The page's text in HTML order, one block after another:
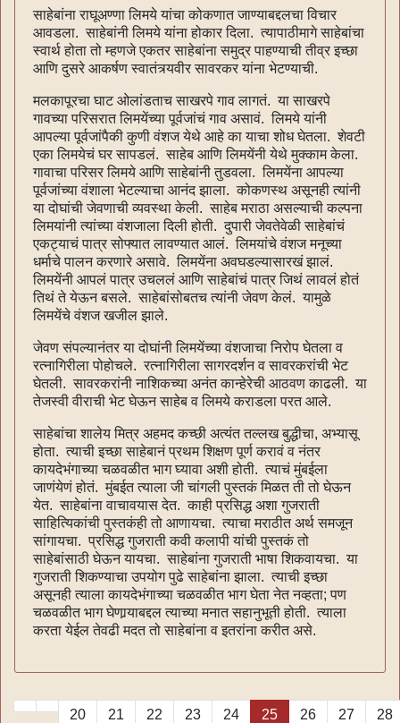
साहेबांना राघूअण्णा लिमये यांचा कोकणात जाण्याबद्दलचा विचार
आवडला. साहेबांनी लिमये यांना होकार दिला. त्यापाठीमागे साहेबांचा
स्वार्थ होता तो म्हणजे एकतर साहेबांना समुद्र पाहण्याची तीव्र इच्छा
आणि दुसरे आकर्षण स्वातंत्र्यवीर सावरकर यांना भेटण्याची.
मलकापूरचा घाट ओलांडताच साखरपे गाव लागतं. या साखरपे
गावच्या परिसरात लिमयेंच्या पूर्वजांचं गाव असावं. लिमये यांनी
आपल्या पूर्वजांपैकी कुणी वंशज येथे आहे का याचा शोध घेतला. शेवटी
एका लिमयेचं घर सापडलं. साहेब आणि लिमयेंनी येथे मुक्काम केला.
गावाचा परिसर लिमये आणि साहेबांनी तुडवला. लिमयेंना आपल्या
पूर्वजांच्या वंशाला भेटल्याचा आनंद झाला. कोकणस्थ असूनही त्यांनी
या दोघांची जेवणाची व्यवस्था केली. साहेब मराठा असल्याची कल्पना
लिमयांनी त्यांच्या वंशजाला दिली होती. दुपारी जेवतेवेळी साहेबांचं
एकट्याचं पात्र सोफ्यात लावण्यात आलं. लिमयांचे वंशज मनूच्या
धर्माचे पालन करणारे असावे. लिमयेंना अवघडल्यासारखं झालं.
लिमयेंनी आपलं पात्र उचललं आणि साहेबांचं पात्र जिथं लावलं होतं
तिथं ते येऊन बसले. साहेबांसोबतच त्यांनी जेवण केलं. यामुळे
लिमयेंचे वंशज खजील झाले.
जेवण संपल्यानंतर या दोघांनी लिमयेंच्या वंशजाचा निरोप घेतला व
रत्‍नागिरीला पोहोचले. रत्‍नागिरीला सागरदर्शन व सावरकरांची भेट
घेतली. सावरकरांनी नाशिकच्या अनंत कान्हेरेची आठवण काढली. या
तेजस्वी वीराची भेट घेऊन साहेब व लिमये कराडला परत आले.
साहेबांचा शालेय मित्र अहमद कच्छी अत्यंत तल्लख बुद्धीचा, अभ्यासू
होता. त्याची इच्छा साहेबानं प्रथम शिक्षण पूर्ण करावं व नंतर
कायदेभंगाच्या चळवळीत भाग घ्यावा अशी होती. त्याचं मुंबईला
जाणंयेणं होतं. मुंबईत त्याला जी चांगली पुस्तकं मिळत ती तो घेऊन
येत. साहेबांना वाचावयास देत. काही प्रसिद्ध अशा गुजराती
साहित्यिकांची पुस्तकंही तो आणायचा. त्याचा मराठीत अर्थ समजून
सांगायचा. प्रसिद्ध गुजराती कवी कलापी यांची पुस्तकं तो
साहेबांसाठी घेऊन यायचा. साहेबांना गुजराती भाषा शिकवायचा. या
गुजराती शिकण्याचा उपयोग पुढे साहेबांना झाला. त्याची इच्छा
असूनही त्याला कायदेभंगाच्या चळवळीत भाग घेता नेत नव्हता; पण
चळवळीत भाग घेणार्‍याबद्दल त्याच्या मनात सहानुभूती होती. त्याला
करता येईल तेवढी मदत तो साहेबांना व इतरांना करीत असे.
20 21 22 23 24 25 26 27 28